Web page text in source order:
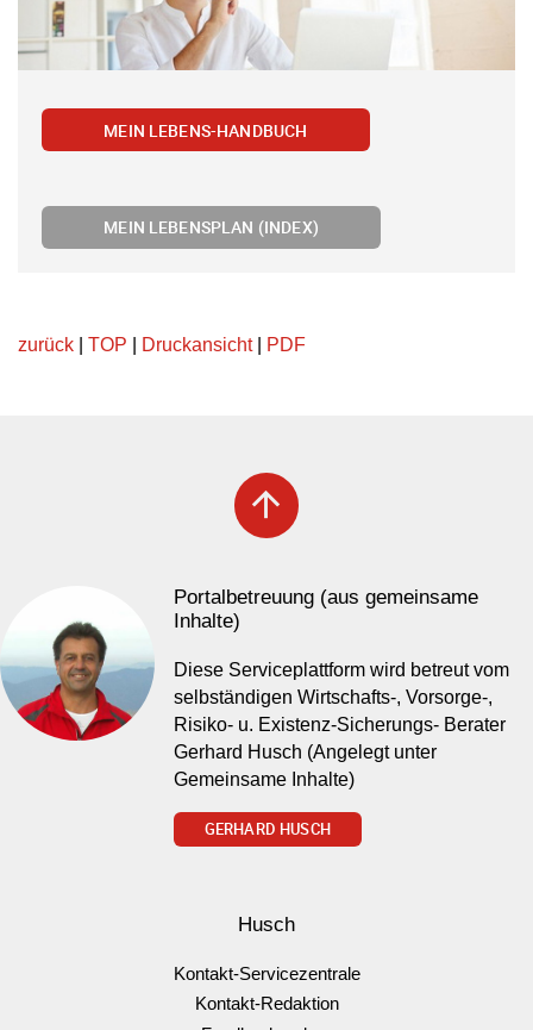
MEIN LEBENS-HANDBUCH
MEIN LEBENSPLAN (INDEX)
zurück TOP Druckansicht| PDF
arrow_upward
Portalbetreuung (aus gemeinsame
Inhalte)
Diese Serviceplattform wird betreut vom
selbständigen Wirtschafts-, Vorsorge-,
Risiko- u. Existenz-Sicherungs- Berater
Gerhard Husch (Angelegt unter
Gemeinsame Inhalte)
GERHARD HUSCH
Husch
Kontakt-Servicezentrale
Kontakt-Redaktion